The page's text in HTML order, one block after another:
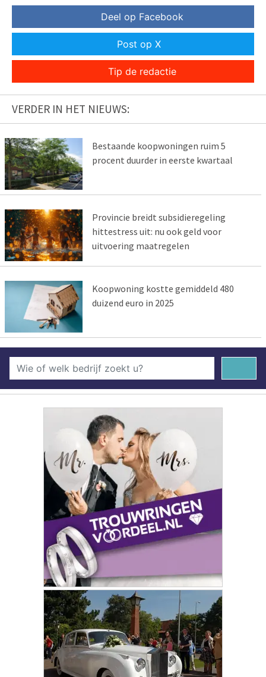
Deel op Facebook
Post op X
Tip de redactie
VERDER IN HET NIEUWS:
Bestaande koopwoningen ruim 5
procent duurder in eerste kwartaal
Provincie breidt subsidieregeling
hittestress uit: nu ook geld voor
uitvoering maatregelen
Koopwoning kostte gemiddeld 480
duizend euro in 2025